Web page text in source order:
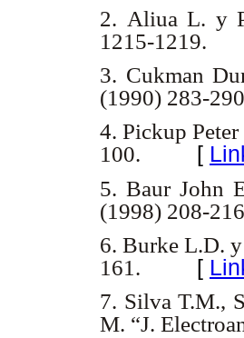
2. Aliua L. y
1215-1219.
3. Cukman
(1990) 283-
4. Pickup
100.
[
5. Baur John
(1998) 208-
6. Burke L.D.
161.
[
7. Silva T.M.,
M. “J.